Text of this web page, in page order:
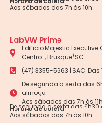
Aos sábados das 7h às 10h.
LabVW Prime
Edifício Majestic Executive
Centro 1, Brusque/SC
(47) 3355-5663 | SAC: Das
De segunda a sexta das
almoço.
Aos sábados das 7h às
Horário de coleta
De segunda a sexta das 6h30
Aos sábados das 7h às 10h.